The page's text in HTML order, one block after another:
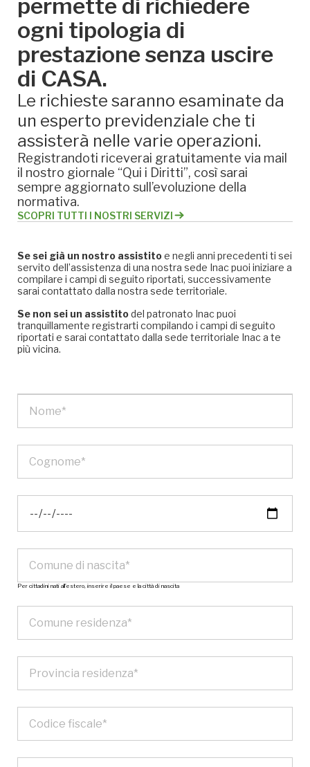
permette di richiedere
ogni tipologia di
prestazione senza uscire
di CASA.
Le richieste saranno esaminate da
un esperto previdenziale che ti
assisterà nelle varie operazioni.
Registrandoti riceverai gratuitamente via mail
il nostro giornale “Qui i Diritti”, così sarai
sempre aggiornato sull’evoluzione della
normativa.
SCOPRI TUTTI I NOSTRI SERVIZI
Se sei già un nostro assistitoe negli anni precedenti ti sei
servito dell’assistenza di una nostra sede Inac puoi iniziare a
compilare i campi di seguito riportati, successivamente
sarai contattato dalla nostra sede territoriale.
Se non sei un assistitodel patronato Inac puoi
tranquillamente registrarti compilando i campi di seguito
riportati e sarai contattato dalla sede territoriale Inac a te
più vicina.
Per cittadini nati all’estero, inserire il paese e la città di nascita